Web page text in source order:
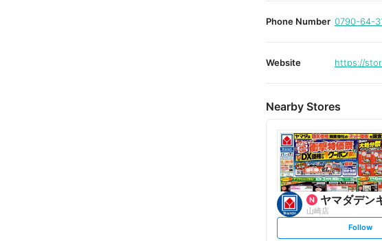
Phone Number 0790-64-
Website https://
Nearby Stores
ヤマダデン
山崎店
s
Follow